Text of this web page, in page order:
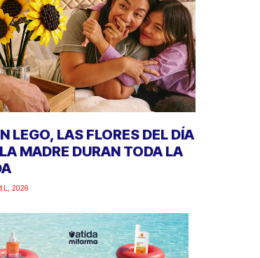
LEGO, LAS FLORES DEL DÍA
MADRE DURAN TODA LA
2026